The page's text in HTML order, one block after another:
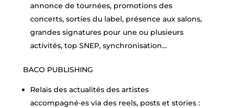
annonce de tournées, promotions des
concerts, sorties du label, présence aux salons,
grandes signatures pour une ou plusieurs
activités, top SNEP, synchronisation…
BACO PUBLISHING
Relais des actualités des artistes
accompagné·es via des reels, posts et stories :